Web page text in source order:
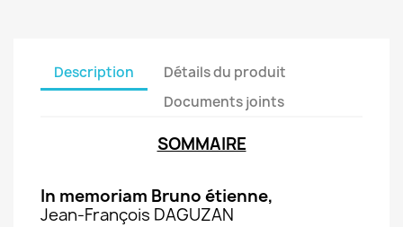
Description
Détails du produit
Documents joints
SOMMAIRE
In memoriam Bruno étienne,
Jean-François DAGUZAN